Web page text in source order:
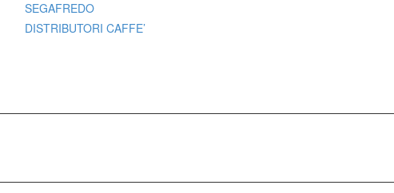
SEGAFREDO
DISTRIBUTORI CAFFE’